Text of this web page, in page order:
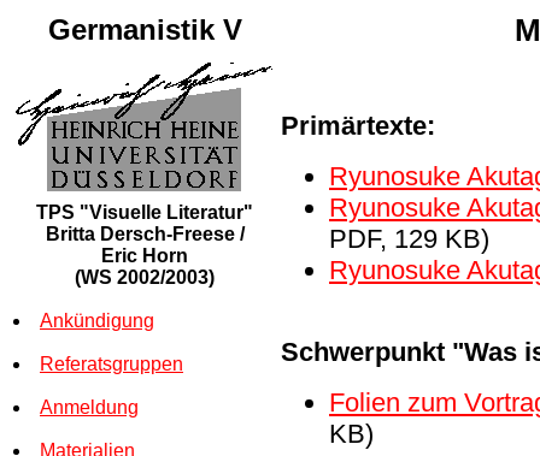
Germanistik V
TPS "Visuelle Literatur"
Britta Dersch-Freese /
Eric Horn
(WS 2002/2003)
Ankündigung
Referatsgruppen
Anmeldung
Materialien
Primärtexte:
Ryunosuke
Ryunosuke
PDF, 129 KB)
Ryunosuke
Schwerpunkt "Was
Folien zum
KB)